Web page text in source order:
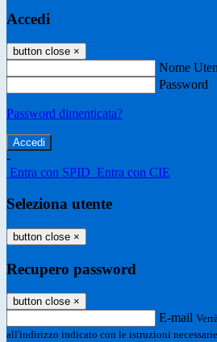
Accedi
button close ×
Nome
Password
Password dimenticata?
-
Entra con SPID Entra con CIE
Seleziona utente
button close ×
Recupero password
button close ×
E-mail
all'indirizzo indicato con le istruzioni